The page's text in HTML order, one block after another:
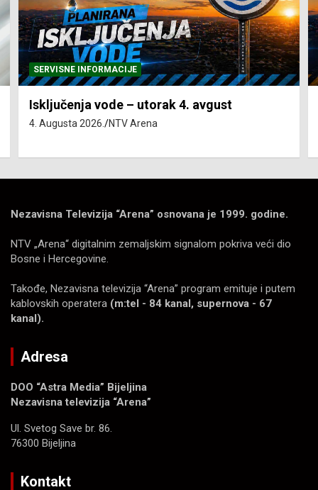
SERVISNE INFORMACIJE
Isključenja vode – utorak 4. avgust
4. Augusta 2026. NTV Arena
Nezavisna Televizija “Arena” osnovana je 1999. godine.
NTV „Arena“ digitalnim zemaljskim signalom pokriva veći dio
Bosne i Hercegovine.
Takođe, Nezavisna televizija “Arena” program emituje i putem
kablovskih operatera (m:tel - 84 kanal, supernova - 67
kanal).
Adresa
DOO “Astra Media” Bijeljina
Nezavisna televizija “Arena”
Ul. Svetog Save br. 86.
76300 Bijeljina
Kontakt